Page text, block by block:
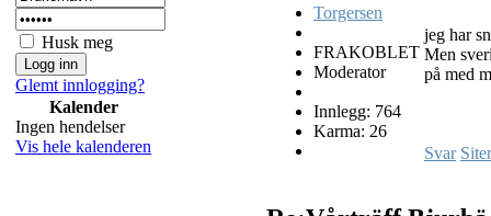
Husk meg
Glemt innlogging?
Kalender
Ingen hendelser
Vis hele kalenderen
Torgersen
FRAKOBLET
Moderator
Innlegg: 764
Karma: 26
jeg har
Men
på med
Svar Siter